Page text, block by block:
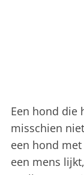
Een hond die
misschien
een hond
een mens